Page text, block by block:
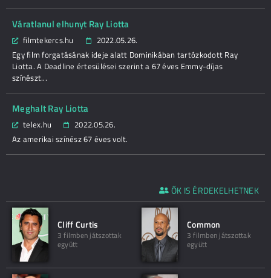
Váratlanul elhunyt Ray Liotta
filmtekercs.hu
2022.05.26.
Egy film forgatásának ideje alatt Dominikában tartózkodott Ray
Liotta. A Deadline értesülései szerint a 67 éves Emmy-díjas
színészt...
Meghalt Ray Liotta
telex.hu
2022.05.26.
Az amerikai színész 67 éves volt.
ŐK IS ÉRDEKELHETNEK
Cliff Curtis
3 filmben játszottak
együtt
Common
3 filmben játszottak
együtt